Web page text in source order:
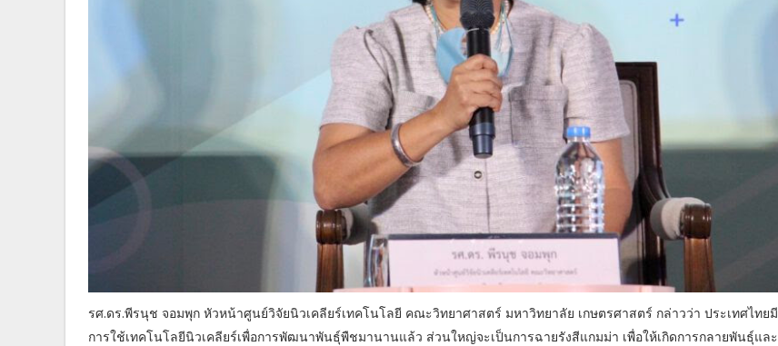
รศ.ดร.พีรนุช จอมพุก หัวหน้าศูนย์วิจัยนิวเคลียร์เทคโนโลยี คณะวิทยาศาสตร์ มหาวิทยาลัย เกษตรศาสตร์ กล่าวว่า ประเทศไทยมี
การใช้เทคโนโลยีนิวเคลียร์เพื่อการพัฒนาพันธุ์พืชมานานแล้ว ส่วนใหญ่จะเป็นการฉายรังสีแกมม่า เพื่อให้เกิดการกลายพันธุ์และ